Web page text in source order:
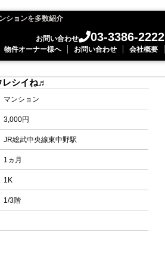
ションを多数紹介
お問い合わせ 03-3386-2222
物件オーナー様へ お問い合わせ 会社概要
レシイね♬
マンション
3,000円
JR総武中央線東中野駅
1ヵ月
1K
1/3階